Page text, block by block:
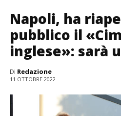
Napoli, ha
pubblico il
inglese»: sarà
Di Redazione
11 OTTOBRE 2022